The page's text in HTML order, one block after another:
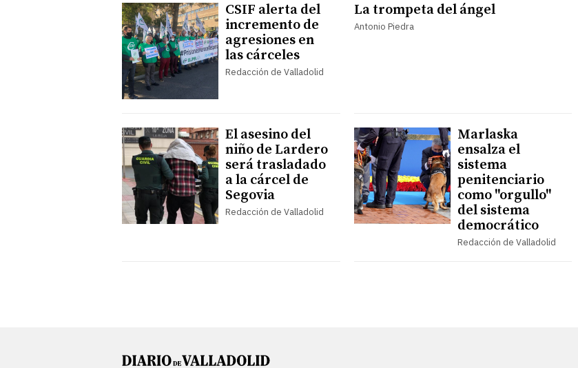
CSIF alerta del
incremento de
agresiones en
las cárceles
Redacción de Valladolid
La trompeta del ángel
Antonio Piedra
El asesino del
niño de Lardero
será trasladado
a la cárcel de
Segovia
Redacción de Valladolid
Marlaska
ensalza el
sistema
penitenciario
como "orgullo"
del sistema
democrático
Redacción de Valladolid